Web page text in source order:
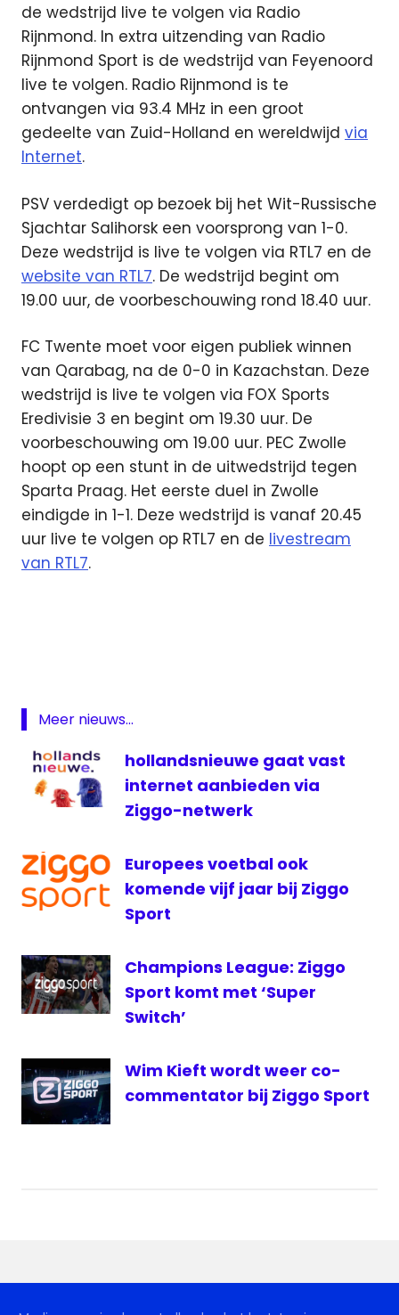
de wedstrijd live te volgen via Radio
Rijnmond. In extra uitzending van Radio
Rijnmond Sport is de wedstrijd van Feyenoord
live te volgen. Radio Rijnmond is te
ontvangen via 93.4 MHz in een groot
gedeelte van Zuid-Holland en wereldwijd via
Internet.
PSV verdedigt op bezoek bij het Wit-Russische
Sjachtar Salihorsk een voorsprong van 1-0.
Deze wedstrijd is live te volgen via RTL7 en de
website van RTL7. De wedstrijd begint om
19.00 uur, de voorbeschouwing rond 18.40 uur.
FC Twente moet voor eigen publiek winnen
van Qarabag, na de 0-0 in Kazachstan. Deze
wedstrijd is live te volgen via FOX Sports
Eredivisie 3 en begint om 19.30 uur. De
voorbeschouwing om 19.00 uur. PEC Zwolle
hoopt op een stunt in de uitwedstrijd tegen
Sparta Praag. Het eerste duel in Zwolle
eindigde in 1-1. Deze wedstrijd is vanaf 20.45
uur live te volgen op RTL7 en de livestream
van RTL7.
Feyenoord
internet
Fox
Sports
Feyenoord
livestream
PEC Zwolle
medianieuws
PEC
Zwolle
PEC
Zwolle
live
FOX
Meer nieuws...
hollandsnieuwe gaat vast
internet aanbieden via
Ziggo-netwerk
Europees voetbal ook
komende vijf jaar bij Ziggo
Sport
Champions League: Ziggo
Sport komt met ‘Super
Switch’
Wim Kieft wordt weer co-
commentator bij Ziggo Sport